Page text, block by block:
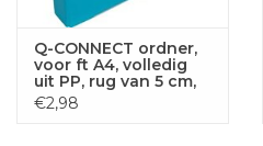
Q-CONNECT ordner,
voor ft A4, volledig
uit PP, rug van 5 cm,
turkoois
€2,98